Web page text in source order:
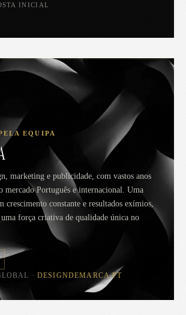
INICIAL
EQUIPA
marketing e publicidade, com vastos anos
mercado Português e internacional. Uma
crescimento constante e resultados exímios,
força criativa de qualidade única no
· DESIGNDEMARCA.PT